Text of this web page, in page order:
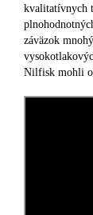
kvalitatívnych
záväzok
Nilfisk mohli